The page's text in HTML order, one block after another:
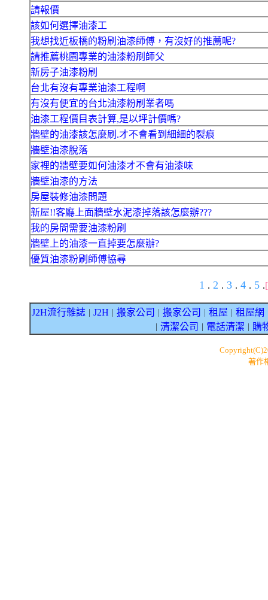
請報價
該如何選擇油漆工
我想找近板橋的粉刷油漆師傅，有沒好的推薦呢?
請推薦桃園專業的油漆粉刷師父
新房子油漆粉刷
台北有沒有專業油漆工程啊
有沒有便宜的台北油漆粉刷業者嗎
油漆工程價目表計算,是以坪計價嗎?
牆壁的油漆該怎麼刷.才不會看到細細的裂痕
牆壁油漆脫落
家裡的牆壁要如何油漆才不會有油漆味
牆壁油漆的方法
房屋裝修油漆問題
新屋!!客廳上面牆壁水泥漆掉落該怎麼辦???
我的房間需要油漆粉刷
牆壁上的油漆一直掉要怎麼辦?
優質油漆粉刷師傅協尋
1 . 2 . 3 . 4 . 5 .
J2H流行雜誌 J2H 搬家公司 搬家公司 租屋 租屋網
清潔公司 電話清潔 購
著作